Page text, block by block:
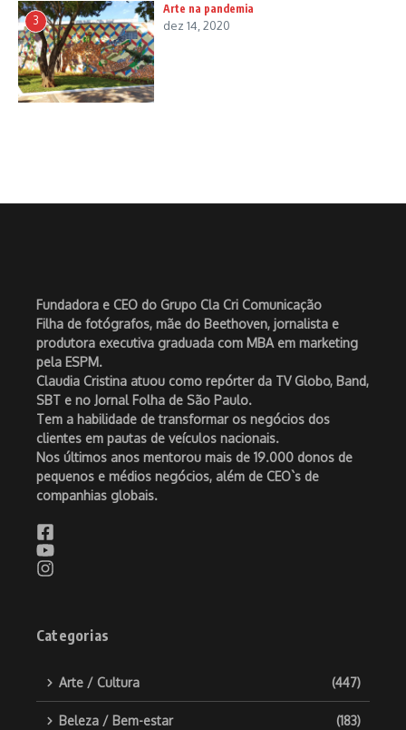
3
Arte na pandemia
dez 14, 2020
Fundadora e CEO do Grupo Cla Cri Comunicação
Filha de fotógrafos, mãe do Beethoven, jornalista e
produtora executiva graduada com MBA em marketing
pela ESPM.
Claudia Cristina atuou como repórter da TV Globo, Band,
SBT e no Jornal Folha de São Paulo.
Tem a habilidade de transformar os negócios dos
clientes em pautas de veículos nacionais.
Nos últimos anos mentorou mais de 19.000 donos de
pequenos e médios negócios, além de CEO`s de
companhias globais.
Categorias
Arte / Cultura (447)
Beleza / Bem-estar (183)